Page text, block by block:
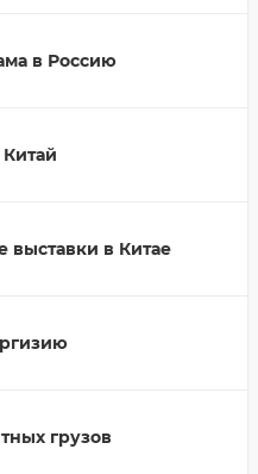
в Россию
в Китае
грузов